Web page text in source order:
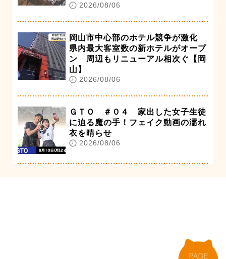
2026/08/06
岡山市中心部のホテル競争が激化
県内最大客室数の新ホテルがオープ
ン 周辺もリニューアル相次ぐ【岡
山】
2026/08/06
ＧＴＯ ＃０４ 家出した女子生徒
に迫る魔の手！フェイク動画の濡れ
衣を晴らせ
2026/08/06